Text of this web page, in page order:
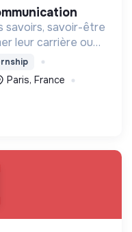
savoirs, savoir-être
leur carrière ou
Paris, France